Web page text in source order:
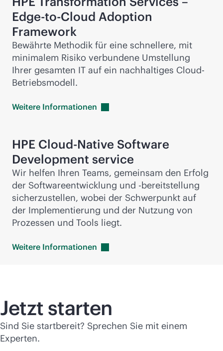
Edge-to-Cloud Adoption
Framework
Bewährte Methodik für eine schnellere, mit
minimalem Risiko verbundene Umstellung
Ihrer gesamten IT auf ein nachhaltiges Cloud-
Betriebsmodell.
Weitere Informationen
HPE Cloud-Native Software
Development service
Wir helfen Ihren Teams, gemeinsam den Erfolg
der Softwareentwicklung und -bereitstellung
sicherzustellen, wobei der Schwerpunkt auf
der Implementierung und der Nutzung von
Prozessen und Tools liegt.
Weitere Informationen
Jetzt starten
Sind Sie startbereit? Sprechen Sie mit einem
Experten.